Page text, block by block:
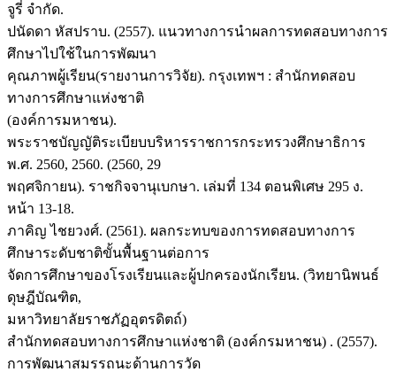
จูรี่ จำกัด.
ปนัดดา หัสปราบ. (2557). แนวทางการนำผลการทดสอบทางการ
ศึกษาไปใช้ในการพัฒนา
คุณภาพผู้เรียน(รายงานการวิจัย). กรุงเทพฯ : สำนักทดสอบ
ทางการศึกษาแห่งชาติ
(องค์การมหาชน).
พระราชบัญญัติระเบียบบริหารราชการกระทรวงศึกษาธิการ
พ.ศ. 2560, 2560. (2560, 29
พฤศจิกายน). ราชกิจจานุเบกษา. เล่มที่ 134 ตอนพิเศษ 295 ง.
หน้า 13-18.
ภาคิญ ไชยวงศ์. (2561). ผลกระทบของการทดสอบทางการ
ศึกษาระดับชาติขั้นพื้นฐานต่อการ
จัดการศึกษาของโรงเรียนและผู้ปกครองนักเรียน. (วิทยานิพนธ์
ดุษฎีบัณฑิต,
มหาวิทยาลัยราชภัฏอุตรดิตถ์)
สำนักทดสอบทางการศึกษาแห่งชาติ (องค์กรมหาชน) . (2557).
การพัฒนาสมรรถนะด้านการวัด